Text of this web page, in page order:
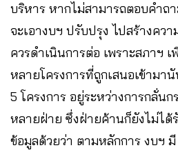
บริหาร หากไม่สามารถตอบคำถ
จะเอางบฯ ปรับปรุง ไปสร้างคว
ควรดำเนินการต่อ เพราะสภาฯ เ
หลายโครงการที่ถูกเสนอเข้ามา
5 โครงการ อยู่ระหว่างการกลั่น
หลายฝ่าย ซึ่งฝ่ายค้านก็ยังไม่ไ
ข้อมูลด้วยว่า ตามหลักการ งบฯ